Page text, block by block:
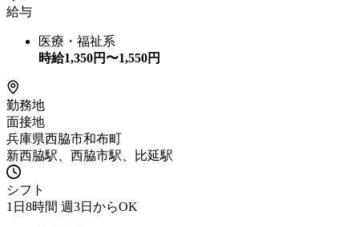
給与
医療・福祉系
時給1,350円〜1,550円
勤務地
面接地
兵庫県西脇市和布町
新西脇駅、西脇市駅、比延駅
シフト
1日8時間 週3日からOK